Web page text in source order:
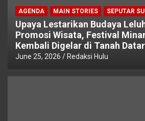
AGENDA MAIN STORIES SEPUTAR
Upaya Lestarikan Budaya
Promosi Wisata, Festival
Kembali Digelar di Tanah Datar
June 25, 2026 Redaksi Hulu